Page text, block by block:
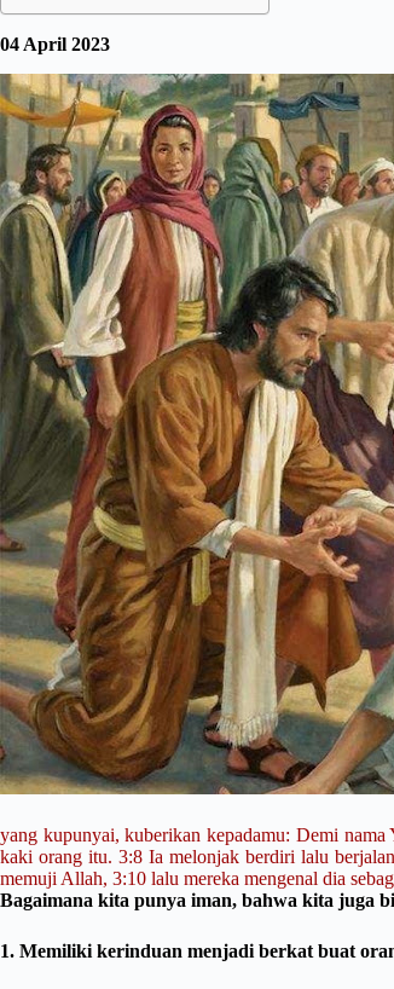
04 April 2023
yang kupunyai, kuberikan kepadamu: Demi
kaki orang itu. 3:8 Ia melonjak berdiri lalu
memuji Allah, 3:10 lalu mereka mengenal dia
Bagaimana kita punya iman, bahwa kita juga
1. Memiliki kerinduan menjadi berkat buat